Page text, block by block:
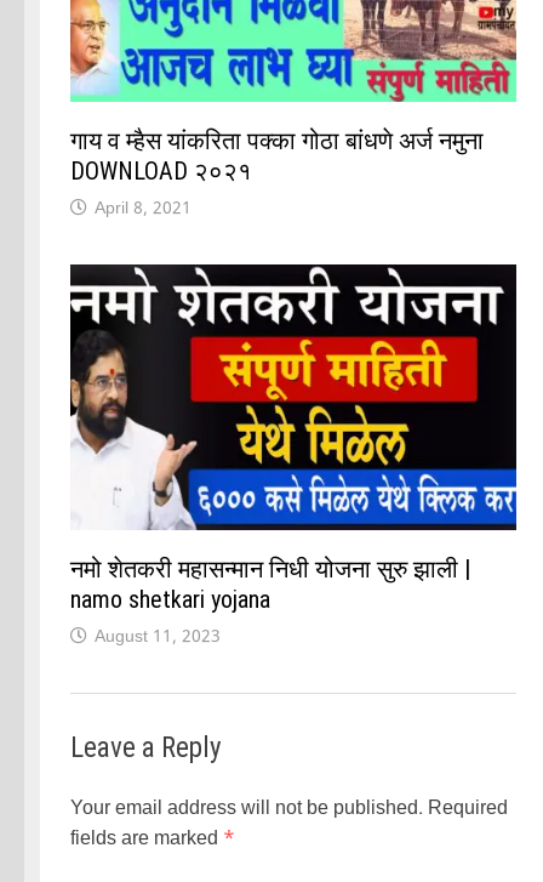
गाय व म्हैस यांकरिता पक्का गोठा बांधणे अर्ज नमुना
DOWNLOAD २०२१
April 8, 2021
नमो शेतकरी महासन्मान निधी योजना सुरु झाली |
namo shetkari yojana
August 11, 2023
Leave a Reply
Your email address will not be published. Required
fields are marked *